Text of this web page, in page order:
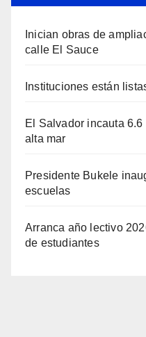
Inician obras de
calle El Sauce
Instituciones están
El Salvador incauta
alta mar
Presidente Bukele
escuelas
Arranca año lectivo
de estudiantes